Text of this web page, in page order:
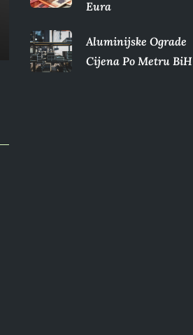
Eura​
Aluminijske Ograde
Cijena Po Metru BiH